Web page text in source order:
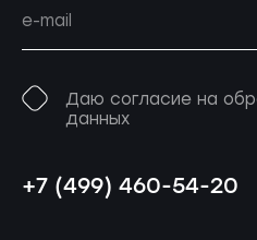
Даю согласие на
данных
+7 (499) 460-54-20